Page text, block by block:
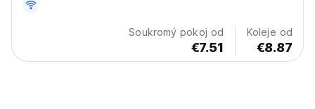
(Auto-translated from original language)
Soukromý pokoj od
€7.51
Koleje od
€8.87